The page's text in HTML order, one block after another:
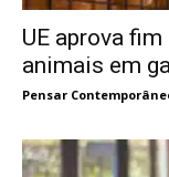
UE aprova
animais em
Pensar